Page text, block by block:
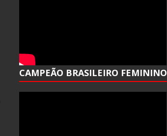
CAMPEÃO BRASILEIRO FEMININO